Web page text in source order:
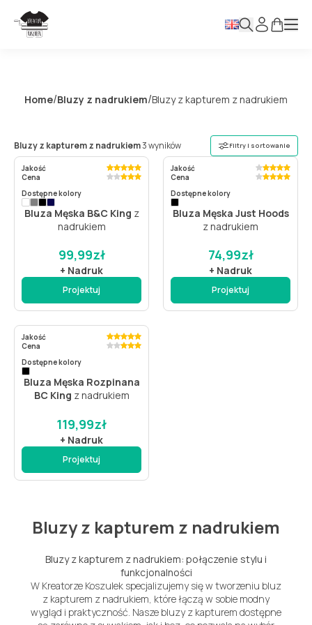
Home/Bluzy z nadrukiem/Bluzy z kapturem z nadrukiem
Bluzy z kapturem z nadrukiem3 wyników Filtry i sortowanie
Jakość
Cena
Dostępne kolory
Bluza Męska B&C King z
nadrukiem
99,99zł
+ Nadruk
Projektuj
Jakość
Cena
Dostępne kolory
Bluza Męska Just Hoods
z nadrukiem
74,99zł
+ Nadruk
Projektuj
Jakość
Cena
Dostępne kolory
Bluza Męska Rozpinana
BC King z nadrukiem
119,99zł
+ Nadruk
Projektuj
Bluzy z kapturem z nadrukiem
Bluzy z kapturem z nadrukiem: połączenie stylu i
funkcjonalności
W Kreatorze Koszulek specjalizujemy się w tworzeniu bluz
z kapturem z nadrukiem, które łączą w sobie modny
wygląd i praktyczność. Nasze bluzy z kapturem dostępne